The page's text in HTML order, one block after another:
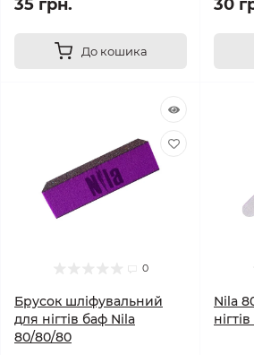
35 грн.
До кошика
30
0
Брусок шліфувальний
для нігтів баф Nila
80/80/80
Nila